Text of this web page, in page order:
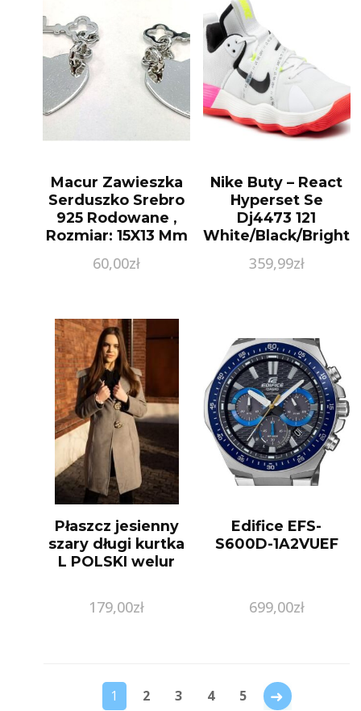
Macur Zawieszka
Serduszko Srebro
925 Rodowane ,
Rozmiar: 15X13 Mm
(MP042SR)
60,00zł
Nike Buty – React
Hyperset Se
Dj4473 121
White/Black/Bright
359,99zł
Płaszcz jesienny
szary długi kurtka
L POLSKI welur
179,00zł
Edifice EFS-
S600D-1A2VUEF
699,00zł
1 2 3 4 5